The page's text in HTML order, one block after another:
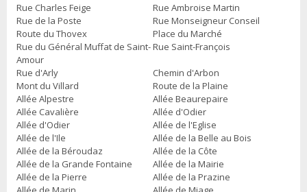
Rue Charles Feige
Rue Ambroise Martin
Rue de la Poste
Rue Monseigneur Conseil
Route du Thovex
Place du Marché
Rue du Général Muffat de Saint-
Amour
Rue Saint-François
Rue d'Arly
Chemin d'Arbon
Mont du Villard
Route de la Plaine
Allée Alpestre
Allée Beaurepaire
Allée Cavalière
Allée d'Odier
Allée d'Odier
Allée de l'Eglise
Allée de l'Ile
Allée de la Belle au Bois
Allée de la Béroudaz
Allée de la Côte
Allée de la Grande Fontaine
Allée de la Mairie
Allée de la Pierre
Allée de la Prazine